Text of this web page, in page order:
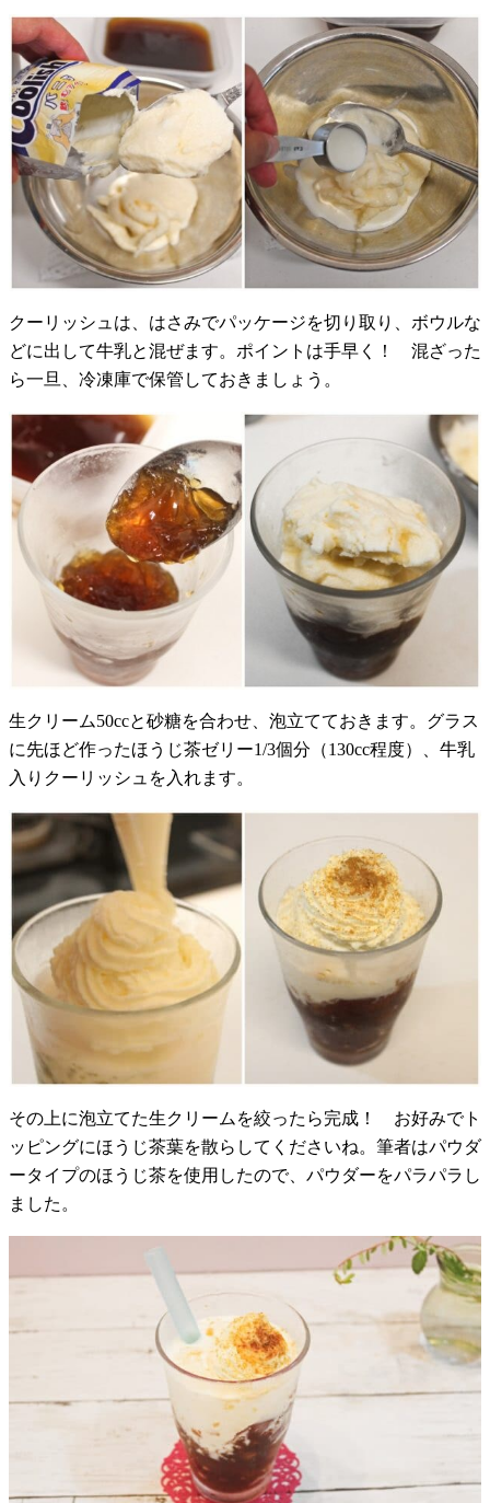
クーリッシュは、はさみでパッケージを切り取り、ボウルな
どに出して牛乳と混ぜます。ポイントは手早く！ 混ざった
ら一旦、冷凍庫で保管しておきましょう。
生クリーム50ccと砂糖を合わせ、泡立てておきます。グラス
に先ほど作ったほうじ茶ゼリー1/3個分（130cc程度）、牛乳
入りクーリッシュを入れます。
その上に泡立てた生クリームを絞ったら完成！ お好みでト
ッピングにほうじ茶葉を散らしてくださいね。筆者はパウダ
ータイプのほうじ茶を使用したので、パウダーをパラパラし
ました。